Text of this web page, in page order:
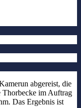
abgereist, die
Thorbecke im Auftrag
Das Ergebnis ist